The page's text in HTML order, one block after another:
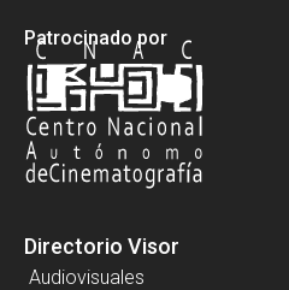
Patrocinado por
Directorio Visor
Audiovisuales